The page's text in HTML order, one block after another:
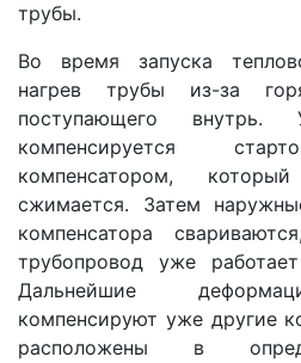
трубы.
Во время запуска
нагрев трубы из-за
поступающего внутрь.
компенсируется
компенсатором,
сжимается. Затем
компенсатора
трубопровод уже
Дальнейшие
компенсируют уже другие
расположены в